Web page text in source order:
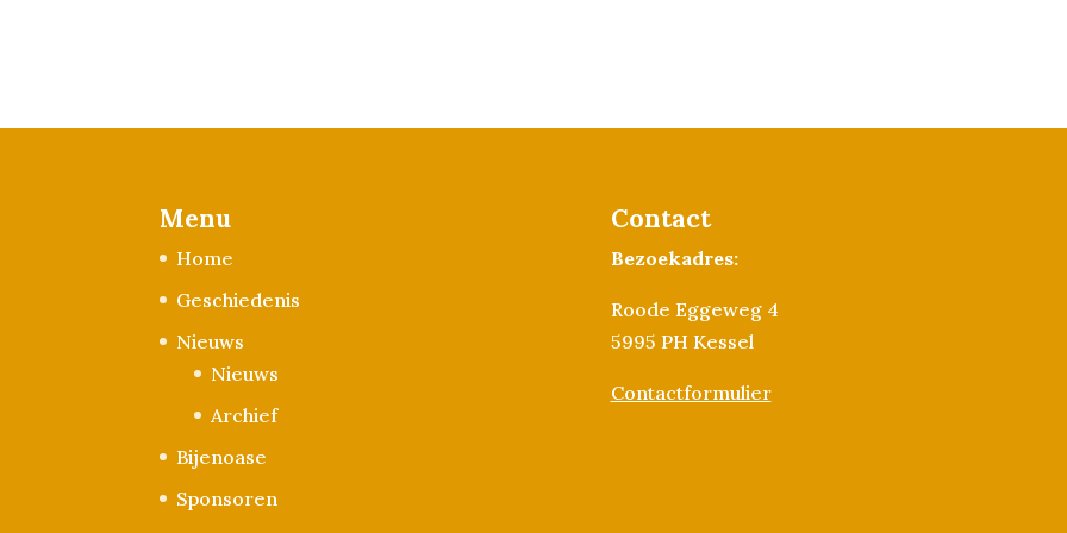
Menu
Home
Geschiedenis
Nieuws
Nieuws
Archief
Bijenoase
Sponsoren
Contact
Bezoekadres:
Roode Eggeweg 4
5995 PH Kessel
Contactformulier